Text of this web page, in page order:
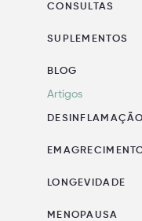
CONSULTAS
SUPLEMENTOS
BLOG
Artigos
DESINFLAMAÇÃO
LONGEVIDADE
MENOPAUSA